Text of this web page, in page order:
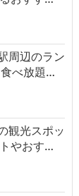
周辺のラン
べ放題…
観光スポッ
やおす…